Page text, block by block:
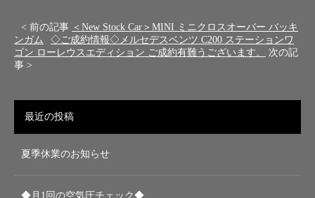
< 前の記事 ＜New Stock Car＞MINI ミニクロスオーバー バッキ
ンガム
◇ご成約情報◇メルセデスベンツ C200 ステーションワ
ゴン ローレウスエディション ご成約有難うございます。
次の記
事 >
最近の投稿
夏季休業のお知らせ
◆月1回の空気圧チェック◆